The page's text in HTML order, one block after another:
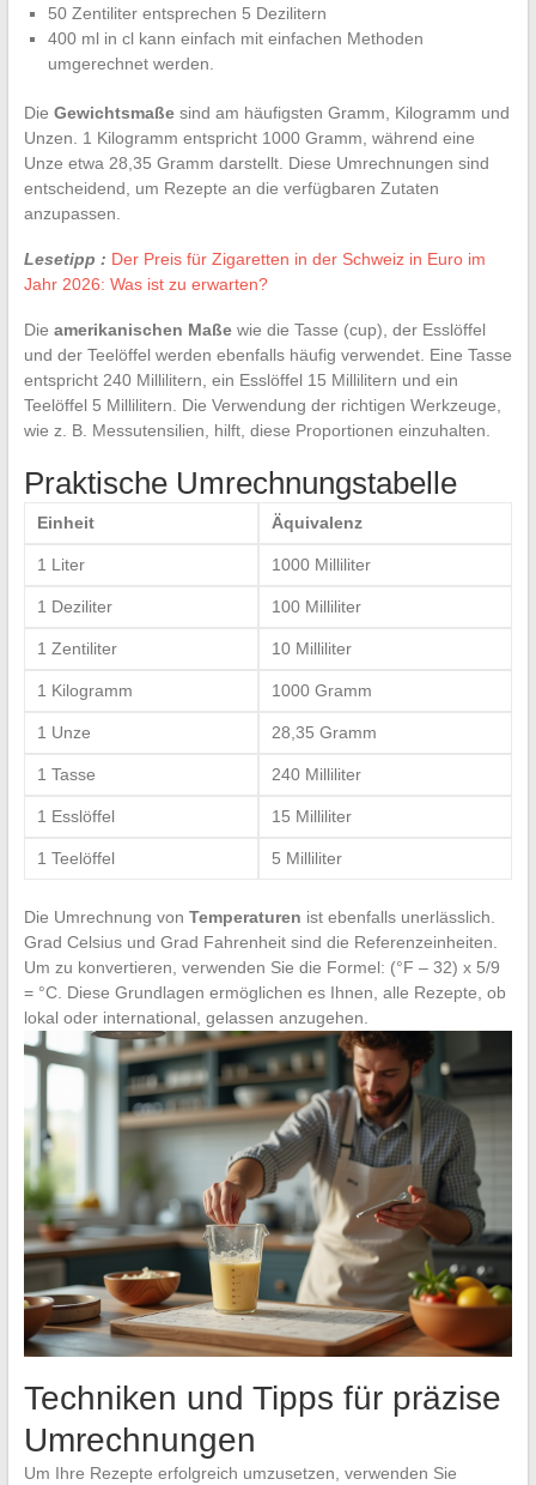
50 Zentiliter entsprechen 5 Dezilitern
400 ml in cl kann einfach mit einfachen Methoden
umgerechnet werden.
Die Gewichtsmaßesind am häufigsten Gramm, Kilogramm und
Unzen. 1 Kilogramm entspricht 1000 Gramm, während eine
Unze etwa 28,35 Gramm darstellt. Diese Umrechnungen sind
entscheidend, um Rezepte an die verfügbaren Zutaten
anzupassen.
Lesetipp : Der Preis für Zigaretten in der Schweiz in Euro im
Jahr 2026: Was ist zu erwarten?
Die amerikanischen Maßewie die Tasse (cup), der Esslöffel
und der Teelöffel werden ebenfalls häufig verwendet. Eine Tasse
entspricht 240 Millilitern, ein Esslöffel 15 Millilitern und ein
Teelöffel 5 Millilitern. Die Verwendung der richtigen Werkzeuge,
wie z. B. Messutensilien, hilft, diese Proportionen einzuhalten.
Praktische Umrechnungstabelle
Einheit Äquivalenz
1 Liter 1000 Milliliter
1 Deziliter 100 Milliliter
1 Zentiliter 10 Milliliter
1 Kilogramm 1000 Gramm
1 Unze 28,35 Gramm
1 Tasse 240 Milliliter
1 Esslöffel 15 Milliliter
1 Teelöffel 5 Milliliter
Die Umrechnung von Temperaturen ist ebenfalls unerlässlich.
Grad Celsius und Grad Fahrenheit sind die Referenzeinheiten.
Um zu konvertieren, verwenden Sie die Formel: (°F – 32) x 5/9
= °C. Diese Grundlagen ermöglichen es Ihnen, alle Rezepte, ob
lokal oder international, gelassen anzugehen.
Techniken und Tipps für präzise
Umrechnungen
Um Ihre Rezepte erfolgreich umzusetzen, verwenden Sie